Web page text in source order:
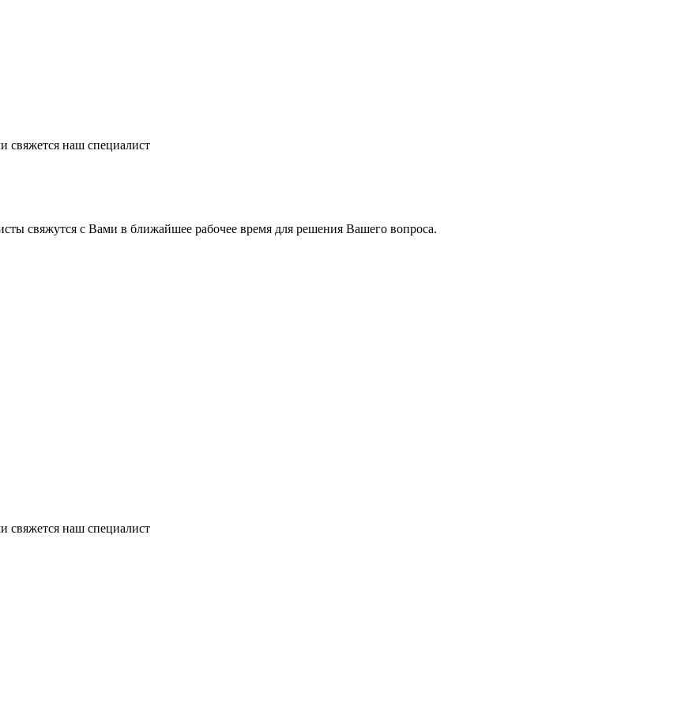
свяжется наш специалист
свяжутся с Вами в ближайшее рабочее время для решения Вашего вопроса.
свяжется наш специалист